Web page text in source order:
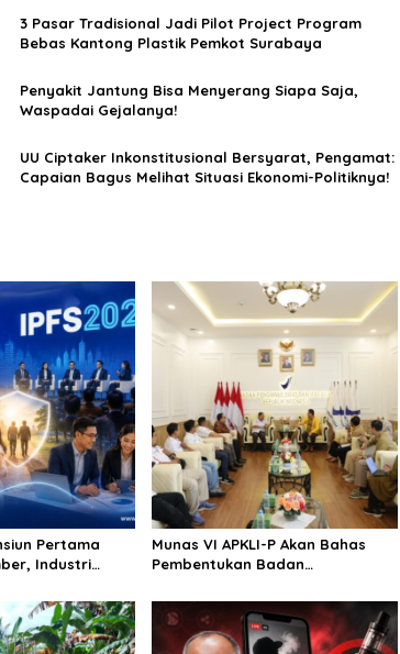
3 Pasar Tradisional Jadi Pilot Project Program
Bebas Kantong Plastik Pemkot Surabaya
Penyakit Jantung Bisa Menyerang Siapa Saja,
Waspadai Gejalanya!
UU Ciptaker Inkonstitusional Bersyarat, Pengamat:
Capaian Bagus Melihat Situasi Ekonomi-Politiknya!
Pertama
Industri
Munas VI APKLI-P Akan Bahas
Pembentukan Badan
Penting Hadapi Bonus Demografi